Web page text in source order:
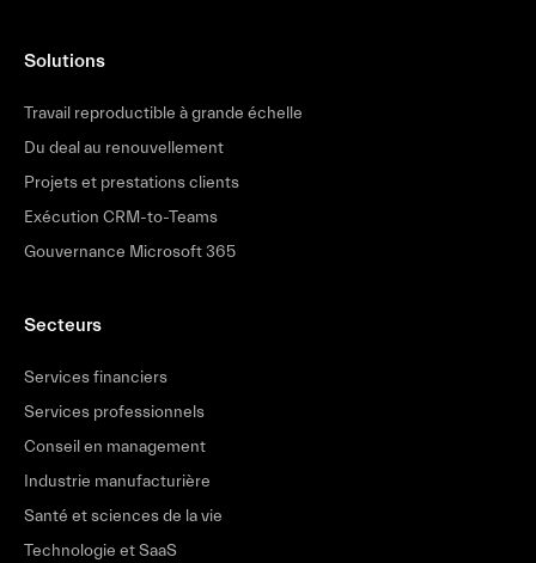
Solutions
Travail reproductible à grande échelle
Du deal au renouvellement
Projets et prestations clients
Exécution CRM-to-Teams
Gouvernance Microsoft 365
Secteurs
Services financiers
Services professionnels
Conseil en management
Industrie manufacturière
Santé et sciences de la vie
Technologie et SaaS